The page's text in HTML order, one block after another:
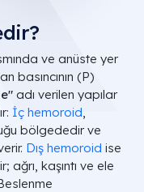
ve anüste yer
basıncının (P)
adı verilen yapılar
İç hemoroid,
bölgededir ve
Dış hemoroid ise
kaşıntı ve ele